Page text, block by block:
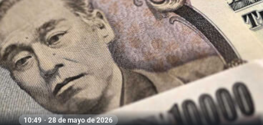
10:49 · 28 de mayo de 2026